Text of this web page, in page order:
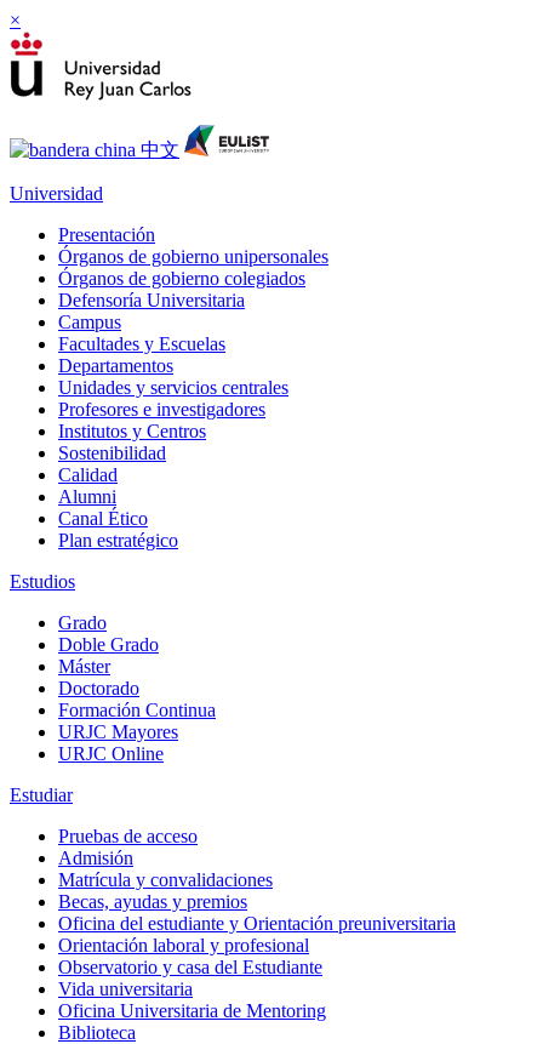
×
Universidad
Presentación
Órganos de gobierno unipersonales
Órganos de gobierno colegiados
Defensoría Universitaria
Campus
Facultades y Escuelas
Departamentos
Unidades y servicios centrales
Profesores e investigadores
Institutos y Centros
Sostenibilidad
Calidad
Alumni
Canal Ético
Plan estratégico
Estudios
Grado
Doble Grado
Máster
Doctorado
Formación Continua
URJC Mayores
URJC Online
Estudiar
Pruebas de acceso
Admisión
Matrícula y convalidaciones
Becas, ayudas y premios
Oficina del estudiante y Orientación preuniversitaria
Orientación laboral y profesional
Observatorio y casa del Estudiante
Vida universitaria
Oficina Universitaria de Mentoring
Biblioteca